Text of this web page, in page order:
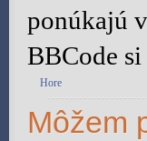
ponúkajú
BBCode
Hore
Môžem